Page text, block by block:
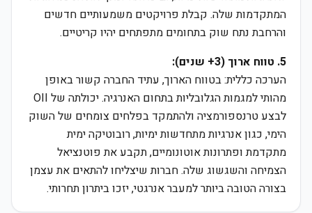
המתקדמות שלה. קבלת פרויקטים משמעותיים חדשים
והרחבת נתח שוק בתחומים מתפתחים יהיו קריטיים.
5. טווח ארוך (3+ שנים):
הערכה כללית: בטווח הארוך, עתיד החברה קשור באופן
מהותי למגמות הגלובליות בתחום האנרגיה. יכולתה של OII
לבצע טרנספורמציה ולהתמקד בפלחים צומחים של השוק
הימי, כגון אנרגיות מתחדשות ימיות, רובוטיקה ימית
מתקדמת ופתרונות אוטונומיים, תקבע את פוטנציאל
הצמיחה והשגשוג שלה. חברות שיצליחו להתאים את עצמן
בצורה הטובה ביותר למעבר אנרגטי, יזכו ביתרון תחרותי.